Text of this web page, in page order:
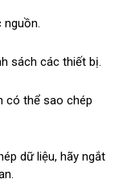
nguồn.
sách các thiết bị.
có thể sao chép
dữ liệu, hãy ngắt